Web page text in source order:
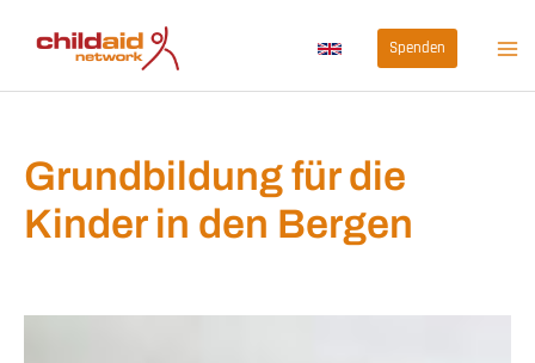
Inhalt
springen
Spenden
Grundbildung für die
Kinder in den Bergen